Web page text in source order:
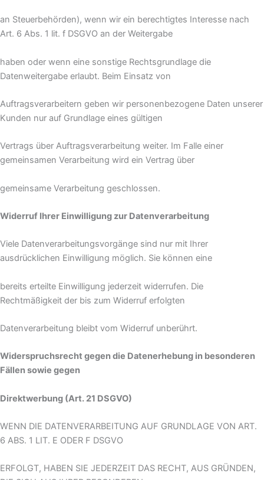
an Steuerbehörden), wenn wir ein berechtigtes Interesse nach
Art. 6 Abs. 1 lit. f DSGVO an der Weitergabe
haben oder wenn eine sonstige Rechtsgrundlage die
Datenweitergabe erlaubt. Beim Einsatz von
Auftragsverarbeitern geben wir personenbezogene Daten unserer
Kunden nur auf Grundlage eines gültigen
Vertrags über Auftragsverarbeitung weiter. Im Falle einer
gemeinsamen Verarbeitung wird ein Vertrag über
gemeinsame Verarbeitung geschlossen.
Widerruf Ihrer Einwilligung zur Datenverarbeitung
Viele Datenverarbeitungsvorgänge sind nur mit Ihrer
ausdrücklichen Einwilligung möglich. Sie können eine
bereits erteilte Einwilligung jederzeit widerrufen. Die
Rechtmäßigkeit der bis zum Widerruf erfolgten
Datenverarbeitung bleibt vom Widerruf unberührt.
Widerspruchsrecht gegen die Datenerhebung in besonderen
Fällen sowie gegen
Direktwerbung (Art. 21 DSGVO)
WENN DIE DATENVERARBEITUNG AUF GRUNDLAGE VON ART.
6 ABS. 1 LIT. E ODER F DSGVO
ERFOLGT, HABEN SIE JEDERZEIT DAS RECHT, AUS GRÜNDEN,